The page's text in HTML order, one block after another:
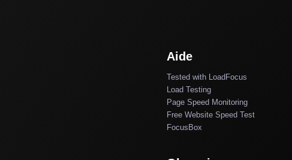
Aide
Tested with LoadFocus
Load Testing
Page Speed Monitoring
Free Website Speed Test
FocusBox